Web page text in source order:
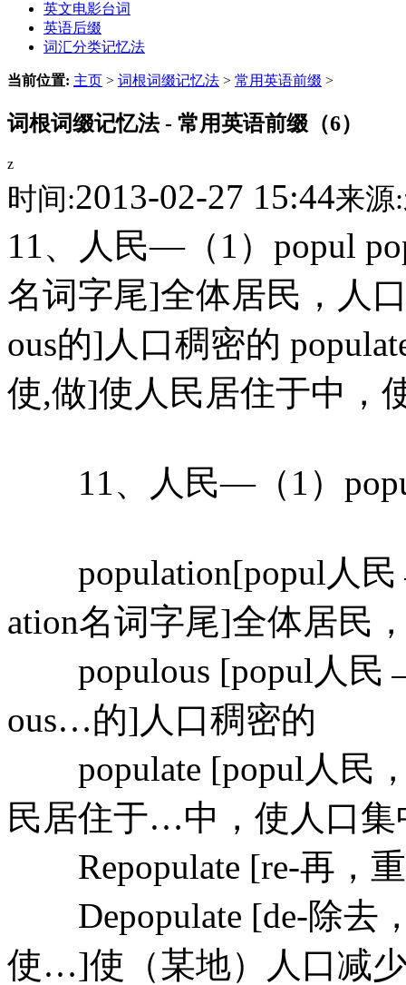
英文电影台词
英语后缀
词汇分类记忆法
当前位置: 主页 > 词根词缀记忆法 > 常用英语前缀 >
词根词缀记忆法 - 常用英语前缀（6）
z
时间:2013-02-27 15:44来源:
11、人民―（1）popul
名词字尾]全体居民，人
ous的]人口稠密的
使,做]使人民居住于中，
11、人民―（1）
population[popul人
ation名词字尾]全体居民
populous [popul人民
ous…的]人口稠密的
populate [popul人民
民居住于…中，使人口
Repopulate [re-再，
Depopulate [de-除去
使…]使（某地）人口减